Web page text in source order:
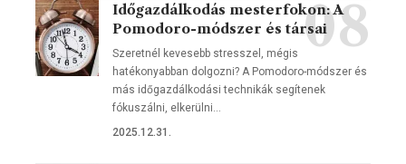
Időgazdálkodás mesterfokon: A
Pomodoro-módszer és társai
Szeretnél kevesebb stresszel, mégis
hatékonyabban dolgozni? A Pomodoro-módszer és
más időgazdálkodási technikák segítenek
fókuszálni, elkerülni…
2025.12.31.